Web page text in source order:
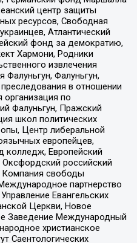
центр защиты
ресурсов, Свободная
Атлантический
фонд за демократию,
Хармони, Родники
извлечения
Фалуньгун,
в отношении
организация по
Фалуньгун, Пражский
школ политических
Центр либеральной
европейцев,
колледж, Европейский
российский
свободы
партнерство
Евангельских
Церкви, Новое
Заведение Международный
христианское
Саентологических